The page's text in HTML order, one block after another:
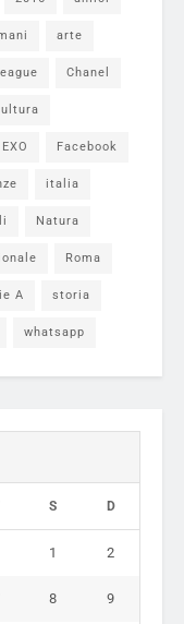
arte
Chanel
EXO Facebook
italia
Natura
Roma
A storia
whatsapp
S D
1 2
8 9